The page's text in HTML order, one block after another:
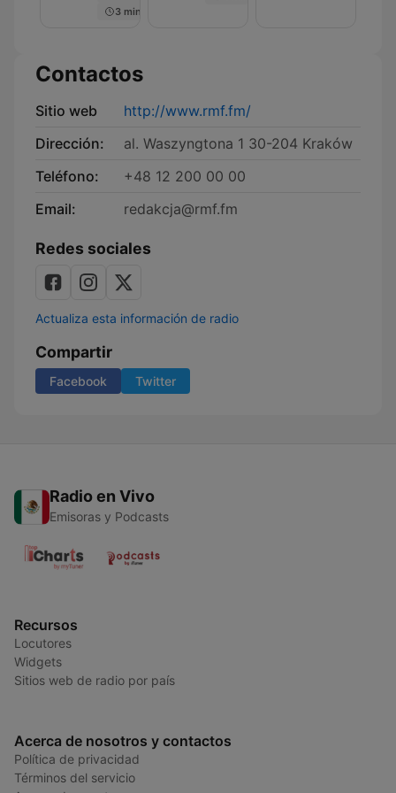
3 min
Contactos
Sitio web
http://www.rmf.fm/
Dirección:
al. Waszyngtona 1 30-204 Kraków
Teléfono:
+48 12 200 00 00
Email:
redakcja@rmf.fm
Redes sociales
Actualiza esta información de radio
Compartir
Facebook Twitter
Radio en Vivo
Emisoras y Podcasts
Recursos
Locutores
Widgets
Sitios web de radio por país
Acerca de nosotros y contactos
Política de privacidad
Términos del servicio